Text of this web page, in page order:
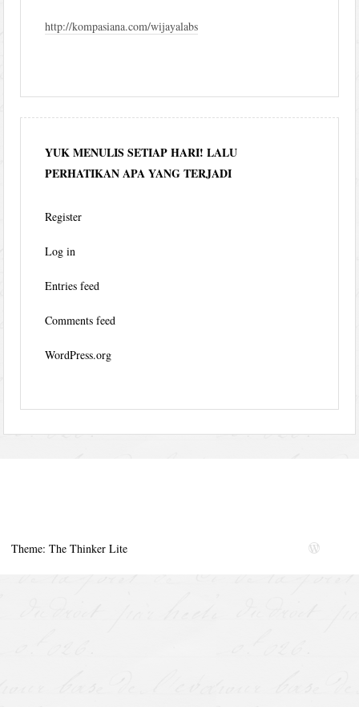
http://kompasiana.com/wijayalabs
YUK MENULIS SETIAP HARI! LALU
PERHATIKAN APA YANG TERJADI
Register
Log in
Entries feed
Comments feed
WordPress.org
Theme: The Thinker Lite